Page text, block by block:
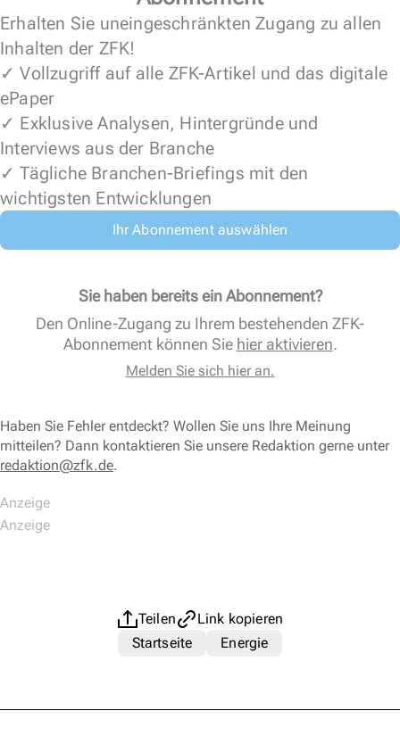
Erhalten Sie uneingeschränkten Zugang zu allen
Inhalten der ZFK!
✓ Vollzugriff auf alle ZFK-Artikel und das digitale
ePaper
✓ Exklusive Analysen, Hintergründe und
Interviews aus der Branche
✓ Tägliche Branchen-Briefings mit den
wichtigsten Entwicklungen
Ihr Abonnement auswählen
Sie haben bereits ein Abonnement?
Den Online-Zugang zu Ihrem bestehenden ZFK-
Abonnement können Sie hier aktivieren.
Melden Sie sich hier an.
Haben Sie Fehler entdeckt? Wollen Sie uns Ihre Meinung
mitteilen? Dann kontaktieren Sie unsere Redaktion gerne unter
redaktion@zfk.de.
Teilen
Link kopieren
Startseite
Energie